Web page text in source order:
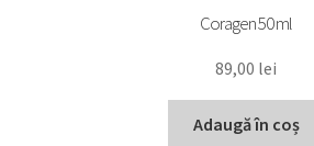
Coragen 50 ml
89,00 lei
Adaugă în coș